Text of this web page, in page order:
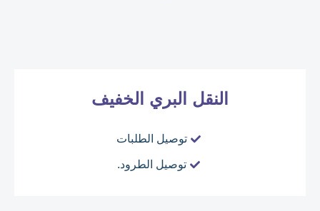
النقل البري الخفيف
توصيل الطلبات
توصيل الطرود.